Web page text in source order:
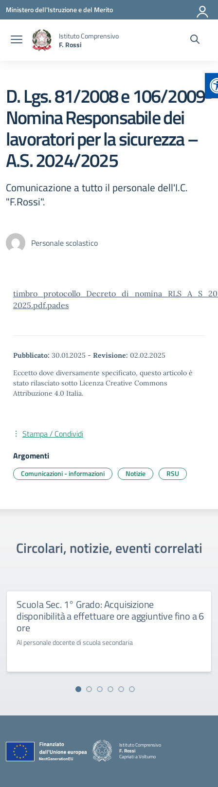
Vai ai contenuti
Vai al menu di navigazione
Vai al footer
Ministero dell'Istruzione e del Merito
Istituto Comprensivo
F. Rossi
D. Lgs. 81/2008 e 106/2009-
Nomina Responsabile dei
lavoratori per la sicurezza –
A.S. 2024/2025
Comunicazione a tutto il personale dell'I.C.
"F.Rossi".
Personale scolastico
2025.pdf.pades
Pubblicato: 30.01.2025 - Revisione: 02.02.2025
Eccetto dove diversamente specificato, questo articolo è
stato rilasciato sotto Licenza Creative Commons
Attribuzione 4.0 Italia.
Stampa / Condividi
Argomenti
Comunicazioni - informazioni Notizie RSU
Circolari, notizie, eventi correlati
Scuola Sec. 1° Grado: Acquisizione
disponibilità a effettuare ore aggiuntive fino a 6
ore
Al personale docente di scuola secondaria
Istituto Comprensivo
F. Rossi
Capriati a Volturno
— Visita la pagina iniziale della scuola